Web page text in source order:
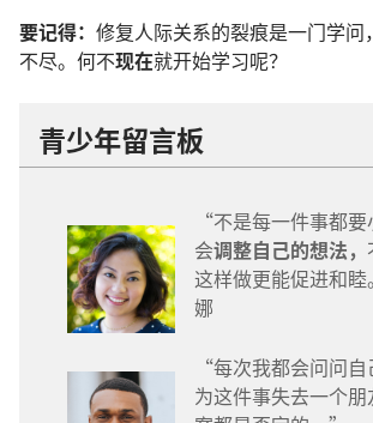
要记得： 修复人际关系的裂痕是一门学问
不尽。何不现在就开始学习呢？
青少年留言板
“不是每一件事都
会调整自己的想法，
这样做更能促进和
娜
“每次我都会问问
为这件事失去一个